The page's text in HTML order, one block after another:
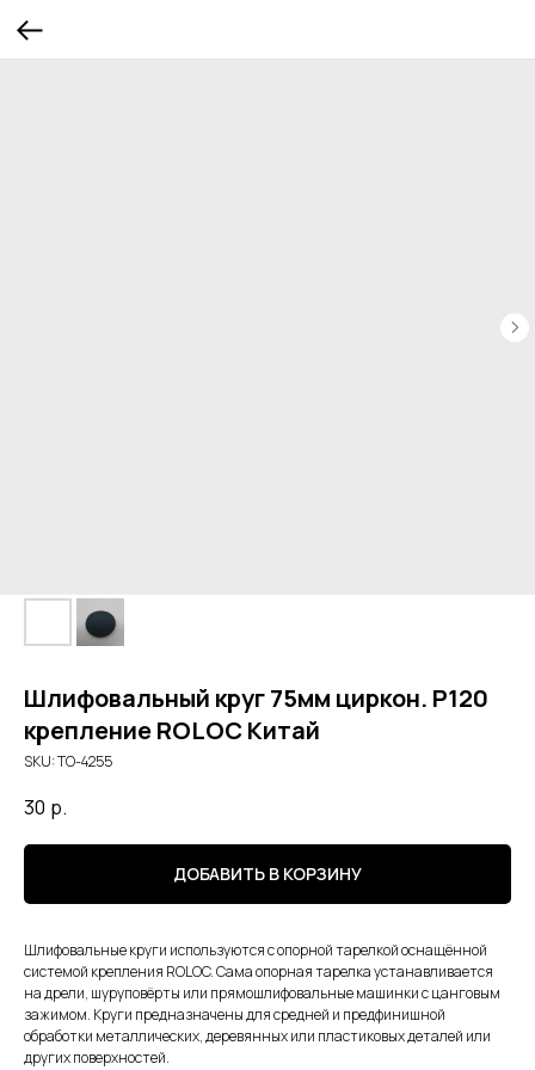
Шлифовальный круг 75мм циркон. Р120
крепление ROLOC Китай
SKU:TO-4255
30 р.
ДОБАВИТЬ В КОРЗИНУ
Шлифовальные круги используются с опорной тарелкой оснащённой
системой крепления ROLOC. Сама опорная тарелка устанавливается
на дрели, шуруповёрты или прямошлифовальные машинки с цанговым
зажимом. Круги предназначены для средней и предфинишной
обработки металлических, деревянных или пластиковых деталей или
других поверхностей.